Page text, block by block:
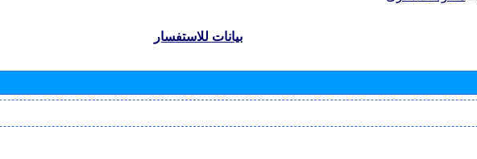
بيانات للاستفسار